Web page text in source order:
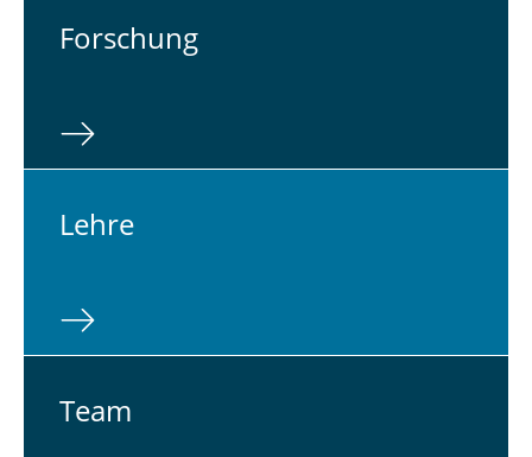
For­schung
Lehre
Team